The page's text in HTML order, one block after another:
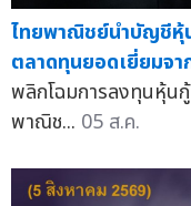
ไทยพาณิชย์นำบัญชีหุ้
ตลาดทุนยอดเยี่ยมจา
พลิกโฉมการลงทุนหุ้น
พาณิช... 05 ส.ค.